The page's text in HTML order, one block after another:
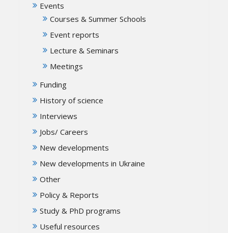
Events
Courses & Summer Schools
Event reports
Lecture & Seminars
Meetings
Funding
History of science
Interviews
Jobs/ Careers
New developments
New developments in Ukraine
Other
Policy & Reports
Study & PhD programs
Useful resources